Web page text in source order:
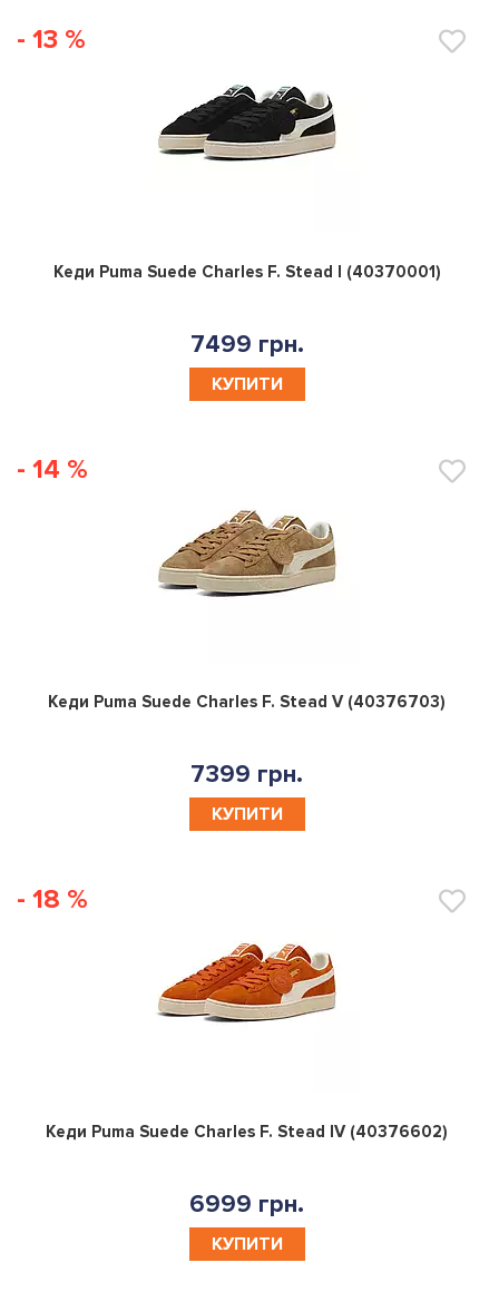
- 13 %
0
Кеди Puma Suede Charles F. Stead I (40370001)
7499 грн.
КУПИТИ
- 14 %
0
Кеди Puma Suede Charles F. Stead V (40376703)
7399 грн.
КУПИТИ
- 18 %
0
Кеди Puma Suede Charles F. Stead IV (40376602)
6999 грн.
КУПИТИ